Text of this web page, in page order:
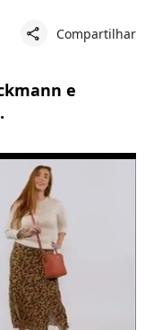
share Compartilhar
e